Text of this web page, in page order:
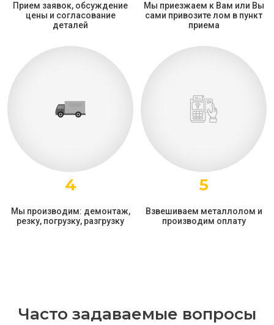
Прием заявок, обсуждение
цены и согласование
деталей
Мы приезжаем к Вам или Вы
сами привозите лом в пункт
приема
4
Мы производим: демонтаж,
резку, погрузку, разгрузку
5
Взвешиваем металлолом и
производим оплату
Часто задаваемые вопросы